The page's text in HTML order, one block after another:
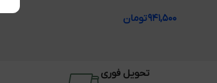
۹۴۱,۵۰۰تومان
تحویل فوری